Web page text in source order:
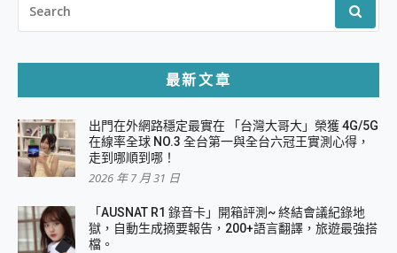
FOR:
最新文章
出門在外網路穩定最實在 「台灣大哥大」榮獲 4G/5G
在線率全球 NO.3 全台第一與全台六冠王實測心得，
走到哪順到哪！
2026 年 7 月 31 日
「AUSNAT R1 錄音卡」開箱評測~ 終結會議紀錄地
獄，自動生成摘要報告，200+語言翻譯，旅遊最強搭
檔。